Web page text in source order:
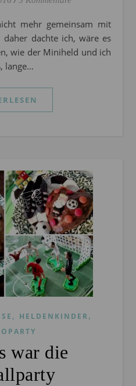
daher dachte ich, wäre es
wie der Miniheld und ich
lange…
, HELDENKINDER,
war die